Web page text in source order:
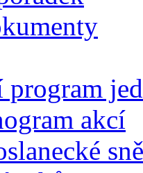
program
akcí